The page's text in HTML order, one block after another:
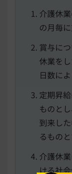
介護休
の月毎
賞与に
休業を
日数に
定期昇
ものと
到来し
るものと
介護休
ける社